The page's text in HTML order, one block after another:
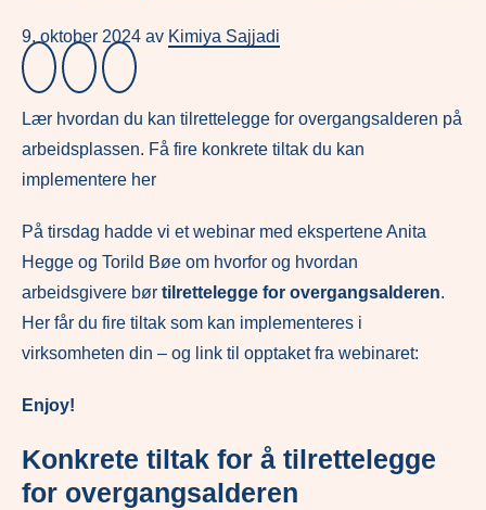
9. oktober 2024 av Kimiya Sajjadi
Lær hvordan du kan tilrettelegge for overgangsalderen på
arbeidsplassen. Få fire konkrete tiltak du kan
implementere her
På tirsdag hadde vi et webinar med ekspertene Anita
Hegge og Torild Bøe om hvorfor og hvordan
arbeidsgivere bør tilrettelegge for overgangsalderen.
Her får du fire tiltak som kan implementeres i
virksomheten din – og link til opptaket fra webinaret:
Enjoy!
Konkrete tiltak for å tilrettelegge
for overgangsalderen